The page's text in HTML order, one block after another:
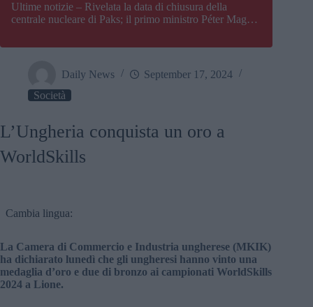
Ultime notizie – Rivelata la data di chiusura della
centrale nucleare di Paks; il primo ministro Péter Magyar
Daily News
September 17, 2024
Società
L’Ungheria conquista un oro a
WorldSkills
Cambia lingua:
La Camera di Commercio e Industria ungherese (MKIK)
ha dichiarato lunedì che gli ungheresi hanno vinto una
medaglia d’oro e due di bronzo ai campionati WorldSkills
2024 a Lione.